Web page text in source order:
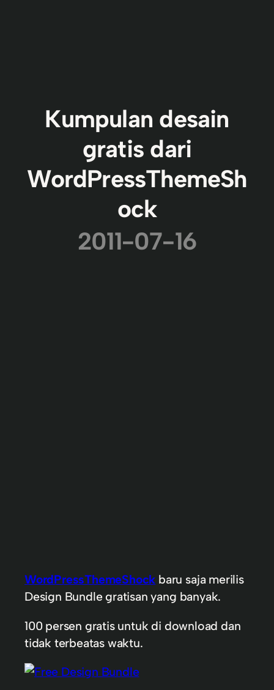
Kumpulan desain
gratis dari
WordPressThemeSh
ock
2011-07-16
WordPressThemeShock baru saja merilis
Design Bundle gratisan yang banyak.
100 persen gratis untuk di download dan
tidak terbeatas waktu.